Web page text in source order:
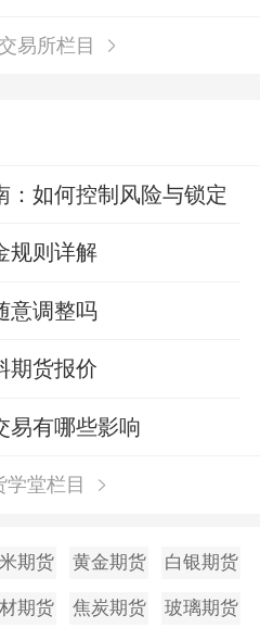
例
易所栏目
：如何控制风险与锁定
规则详解
意调整吗
期货报价
易有哪些影响
堂栏目
期货 黄金期货 白银期货
期货 焦炭期货 玻璃期货